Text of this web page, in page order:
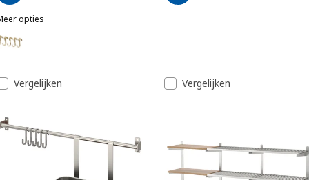
opties
HULTARP, Haak, gepolijst/messingkleur, 7 cm
Vergelijken Vergelijken